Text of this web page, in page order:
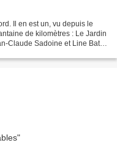
Il en est un, vu depuis le
de kilomètres : Le Jardin
Claude Sadoine et Line Baty.